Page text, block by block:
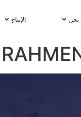
الإنتاج